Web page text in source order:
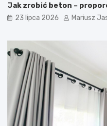
Jak zrobić beton –
23 lipca 2026 Mariusz